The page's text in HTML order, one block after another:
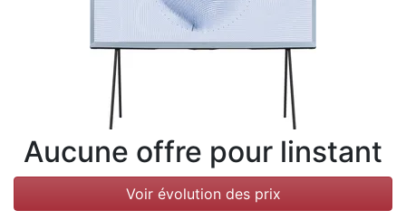
Aucune offre pour linstant
Voir évolution des prix